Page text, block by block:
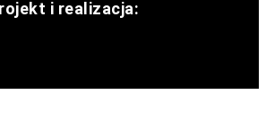
i realizacja: